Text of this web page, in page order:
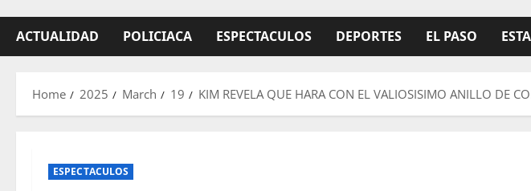
ACTUALIDAD POLICIACA ESPECTACULOS DEPORTES EL PASO
Home 2025 March 19 KIM REVELA QUE HARA CON EL VALIOSISIMO ANILLO DE
ESPECTACULOS